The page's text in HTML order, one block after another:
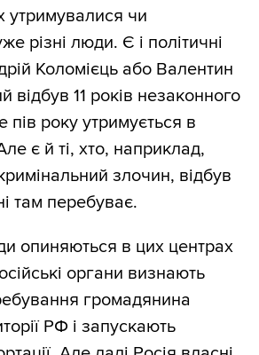
утримувалися чи
різні люди. Є і політичні
Коломієць або Валентин
відбув 11 років незаконного
пів року утримується в
є й ті, хто, наприклад,
злочин, відбув
там перебуває.
опиняються в цих центрах
органи визнають
громадянина
РФ і запускають